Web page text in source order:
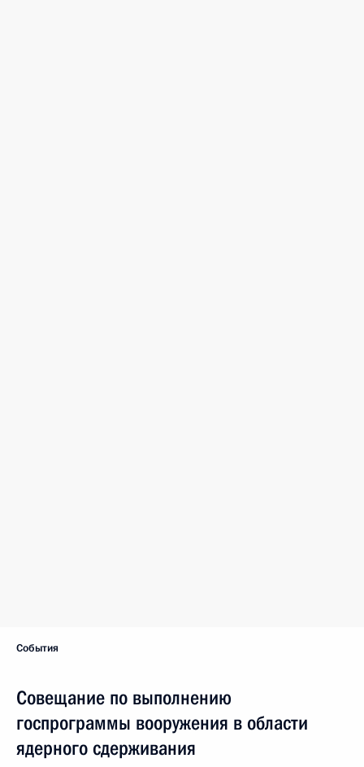
События
Совещание по выполнению
госпрограммы вооружения в области
ядерного сдерживания